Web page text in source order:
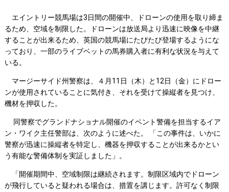
エイントリー競馬場は3日間の開催中、ドローンの使用を取り締ま
るため、空域を制限した。ドローンは放送局より迅速に映像を中継
することが出来るため、英国の競馬場にたびたび登場するようにな
っており、一部のライブベットの馬券購入者に有利な状況を与えて
いる。
マージーサイド州警察は、４月11日（木）と12日（金）にドロー
ンが使用されていることに気付き、それを受けて操縦者を見つけ、
機材を押収した。
同警察でグランドナショナル開催のイベント警備を担当するイア
ン・ワイク主任警部は、次のように述べた。 「この事件は、いかに
警察が迅速に操縦者を特定し、機器を押収することが出来るかとい
う有能な警備体制を実証しました」。
「開催期間中、空域制限は継続されます。制限区域内でドローン
が飛行していると疑われる場合は、措置を講じます。許可なく制限